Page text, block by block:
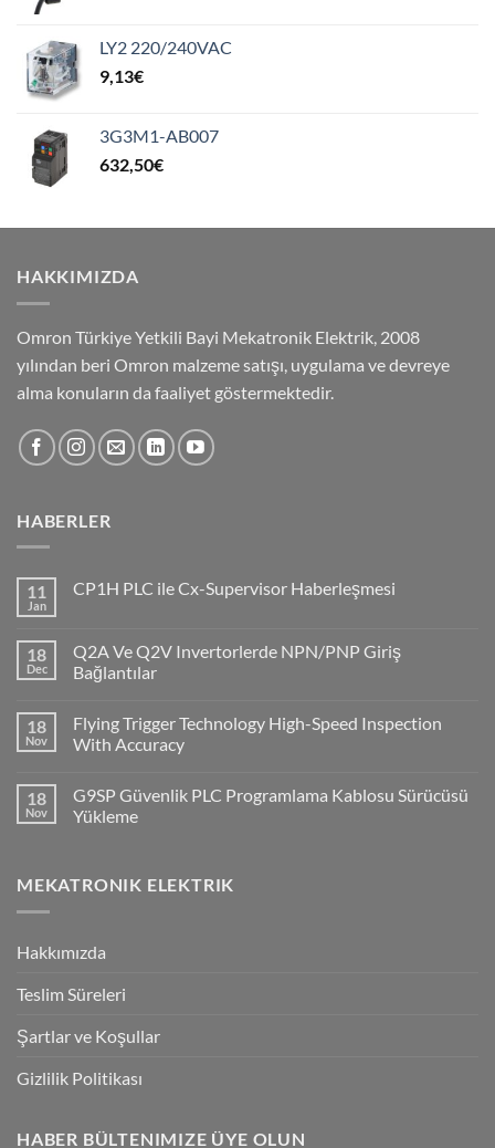
LY2 220/240VAC
9,13€
3G3M1-AB007
632,50€
HAKKIMIZDA
Omron Türkiye Yetkili Bayi Mekatronik Elektrik, 2008
yılından beri Omron malzeme satışı, uygulama ve devreye
alma konuların da faaliyet göstermektedir.
HABERLER
11
Jan
CP1H PLC ile Cx-Supervisor Haberleşmesi
CP1H
PLC
ile
Haberleşmesi
18
Dec
Q2A Ve Q2V Invertorlerde NPN/PNP Giriş
Bağlantılar
on
Q2A
Ve
NPN/PNP
Giriş
Bağlantılar
18
Nov
Flying Trigger Technology High-Speed Inspection
With Accuracy
on
Flying
Trigger
Inspection
With
18
Nov
G9SP Güvenlik PLC Programlama Kablosu Sürücüsü
Yükleme
G9SP
Güvenlik
Sürücüsü
MEKATRONIK ELEKTRIK
Hakkımızda
Teslim Süreleri
Şartlar ve Koşullar
Gizlilik Politikası
HABER BÜLTENIMIZE ÜYE OLUN